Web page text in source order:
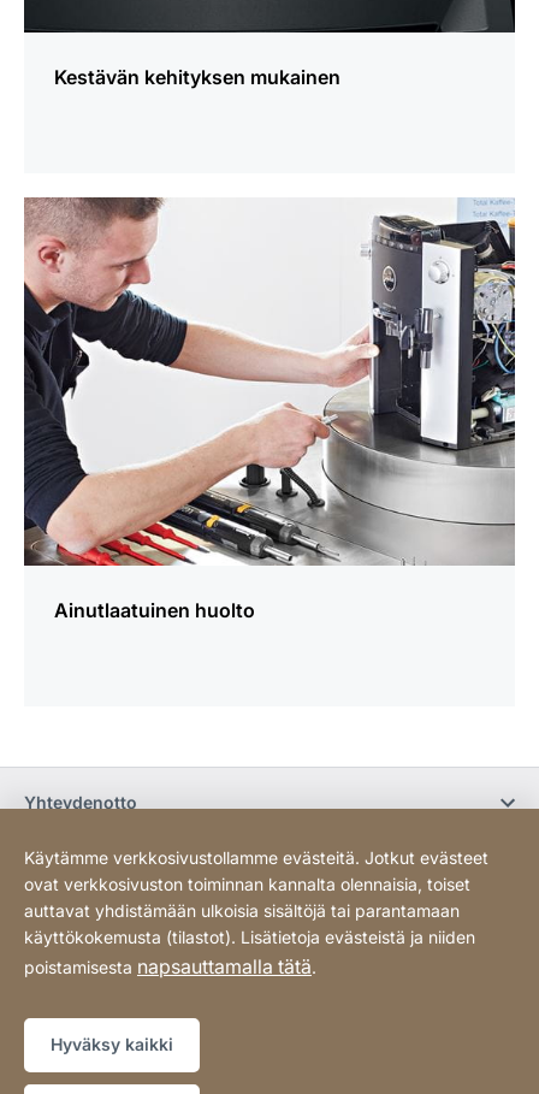
Kestävän kehityksen mukainen
Ainutlaatuinen huolto
lisätietoja
Yhteydenotto
Osta verkossa / Ehdot
Sosiaalinen media
Website
[Website
information]
Tietosuoja
Käytämme verkkosivustollamme evästeitä. Jotkut evästeet
ovat verkkosivuston toiminnan kannalta olennaisia, toiset
auttavat yhdistämään ulkoisia sisältöjä tai parantamaan
käyttökokemusta (tilastot). Lisätietoja evästeistä ja niiden
poistamisesta napsauttamalla tätä.
Hyväksy kaikki